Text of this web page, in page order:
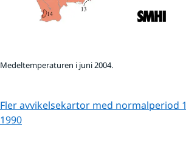
Medeltemperaturen i juni 2004.
Fler avvikelsekartor med normalperiod
1990